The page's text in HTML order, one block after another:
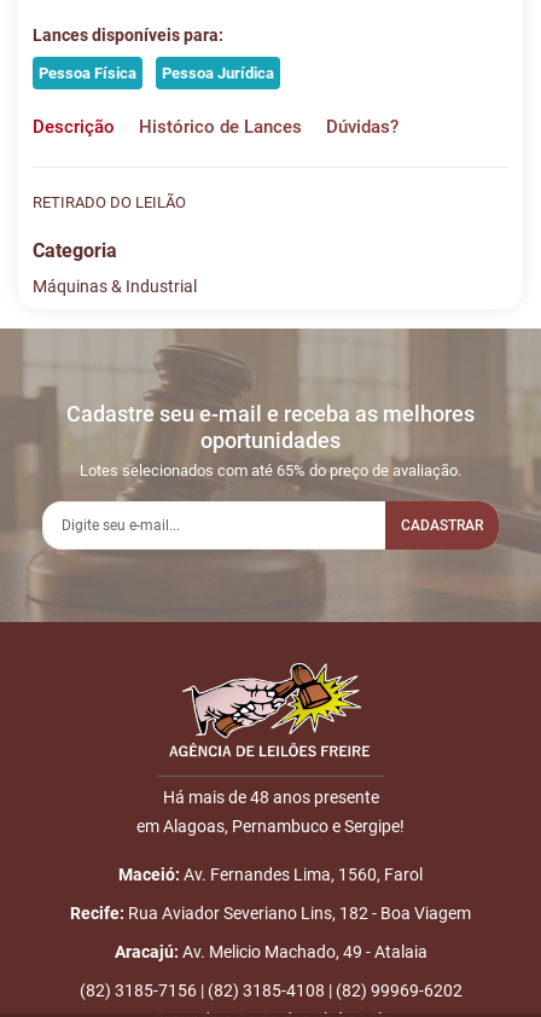
Lances disponíveis para:
Pessoa Física Pessoa Jurídica
Descrição Histórico de Lances Dúvidas?
RETIRADO DO LEILÃO
Categoria
Máquinas & Industrial
DATA/HORA
14/03
INICIO DO
LEILÃO
Disputas
iniciadas
14/03
23:44:51
LOTE
ARREMATADO
LOTE 098
3
conosco pelo whatsapp:
Sua dúvida
Nome
Cadastre seu e-mail e receba as melhores
oportunidades
Lotes selecionados com até 65% do preço de avaliação.
CADASTRAR
Há mais de 48 anos presente
em Alagoas, Pernambuco e Sergipe!
Maceió: Av. Fernandes Lima, 1560, Farol
Recife: Rua Aviador Severiano Lins, 182 - Boa Viagem
Aracajú: Av. Melicio Machado, 49 - Atalaia
(82) 3185-7156 | (82) 3185-4108 | (82) 99969-6202